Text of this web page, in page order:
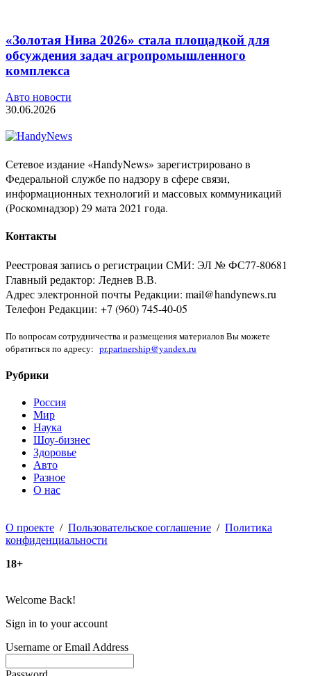
«Золотая Нива 2026» стала площадкой для
обсуждения задач агропромышленного
комплекса
Авто новости
30.06.2026
Сетевое издание «HandyNews» зарегистрировано в
Федеральной службе по надзору в сфере связи,
информационных технологий и массовых коммуникаций
(Роскомнадзор) 29 мата 2021 года.
Контакты
Реестровая запись о регистрации СМИ: ЭЛ № ФС77-80681
Главный редактор: Леднев В.В.
Адрес электронной почты Редакции: mail@handynews.ru
Телефон Редакции: +7 (960) 745-40-05
По вопросам сотрудничества и размещения материалов Вы можете
обратиться по адресу: pr.partnership@yandex.ru
Рубрики
Россия
Мир
Наука
Шоу-бизнес
Здоровье
Авто
Разное
О нас
О проекте / Пользовательское соглашение / Политика
конфиденциальности
18+
Welcome Back!
Sign in to your account
Username or Email Address